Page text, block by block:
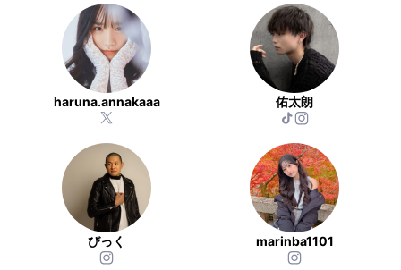
haruna.annakaaa 佑太朗
びっく marinba1101